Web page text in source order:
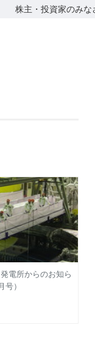
株主・投資家のみな
電所からのお知ら
号）